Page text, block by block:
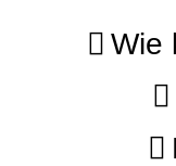
Wie